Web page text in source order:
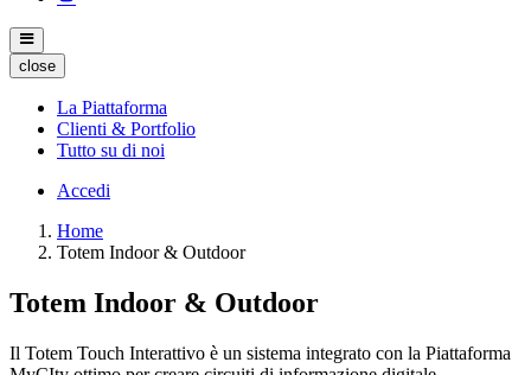
close
La Piattaforma
Clienti & Portfolio
Tutto su di noi
Accedi
Home
Totem Indoor & Outdoor
Totem Indoor & Outdoor
Il Totem Touch Interattivo è un sistema integrato con la Piattaforma